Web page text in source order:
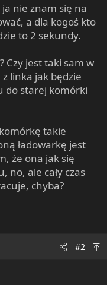
nie znam się na
a dla kogoś kto
to 2 sekundy.
Czy jest taki sam w
linka jak będzie
do starej komórki
takie
ładowarkę jest
że ona jak się
no, ale cały czas
chyba?
#2